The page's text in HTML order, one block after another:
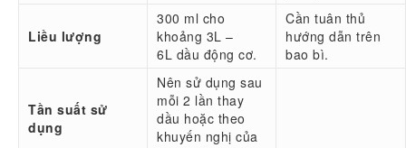
Liều lượng
300 ml cho
khoảng 3L –
6L dầu động cơ.
Cần tuân thủ
hướng dẫn trên
bao bì.
Tần suất sử
dụng
Nên sử dụng sau
mỗi 2 lần thay
dầu hoặc theo
khuyến nghị của